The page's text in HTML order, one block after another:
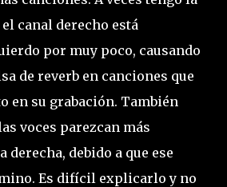
canal derecho está
por muy poco, causando
de reverb en canciones que
en su grabación. También
voces parezcan más
derecha, debido a que ese
Es difícil explicarlo y no